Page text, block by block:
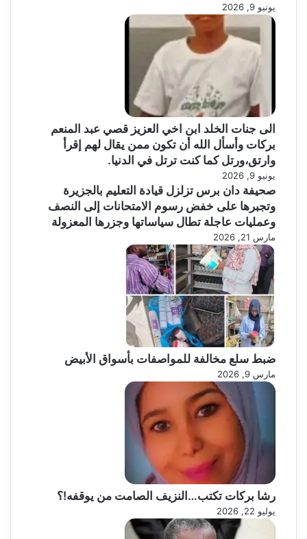
يونيو 9, 2026
الى جنات الخلد ابن اخي العزيز قصي عبد المنعم
بركات وأسأل الله أن تكون ممن يقال لهم إقرأ
وارتق،ورتل كما كنت ترتل في الدنيا.
يونيو 9, 2026
صحيفة دان برس تزلزل قيادة التعليم بالجزيرة
وتجبرها على خفض رسوم الامتحانات إلى النصف
وعمليات عاجلة تطال سياساتها وجزرها المعزولة
مارس 21, 2026
ضبط سلع مخالفة للمواصفات بأسواق الأبيض
مارس 9, 2026
رشا بركات تكتب…النزيف الصامت من يوقفه!؟
يوليو 22, 2026